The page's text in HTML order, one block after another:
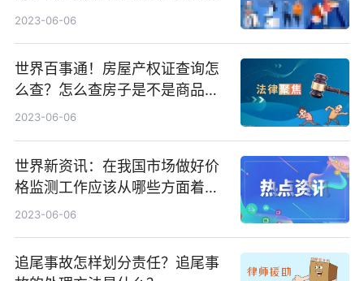
理？ 环球报资讯
2023-06-06
世界百事通！房屋产权证查询怎
么查？怎么查房子是不是商品
房？
2023-06-06
世界新资讯：在我国市场做好价
格监测工作应该从哪些方面着
手？
2023-06-06
追尾事故怎样划分责任？追尾事